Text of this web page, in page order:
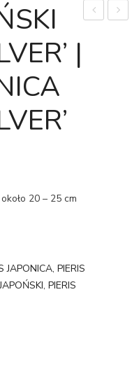
|
20 – 25 cm
JAPONICA, PIERIS
, PIERIS